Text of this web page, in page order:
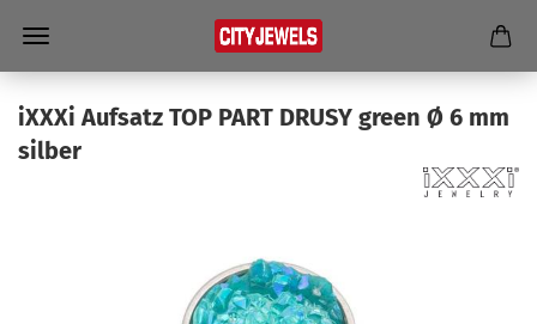
iXXXi Auf­satz TOP PART DRUSY green Ø 6 mm
sil­ber